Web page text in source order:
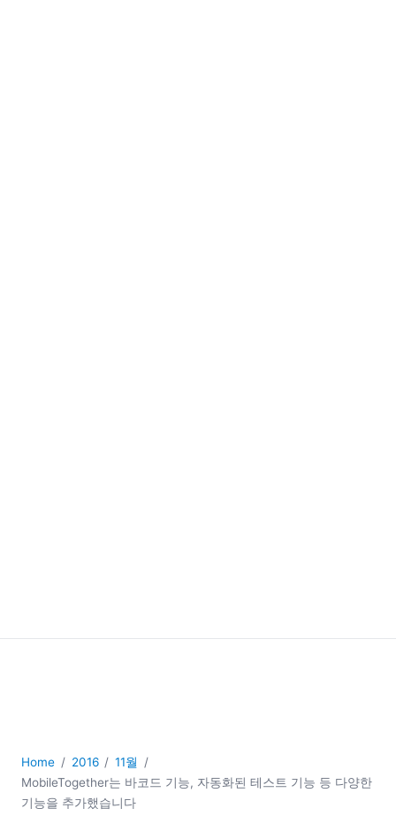
Home 2016
11월
MobileTogether는 바코드 기능, 자동화된 테스트 기능 등 다양한
기능을 추가했습니다